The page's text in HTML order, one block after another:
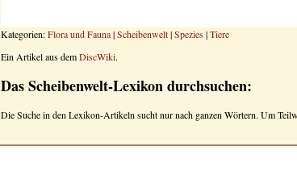
Kategorien:Flora und Fauna|Scheibenwelt|Spezies|Tiere
Ein Artikel aus demDiscWiki.
Das Scheibenwelt-Lexikon durchsuchen:
Die Suche in den Lexikon-Artikeln sucht nur nach ganzen Wörtern. Um